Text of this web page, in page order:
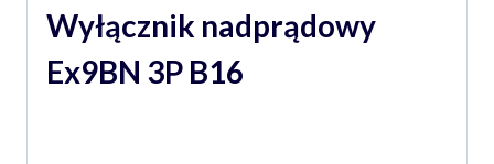
Wyłącznik nadprądowy
Ex9BN 3P B16